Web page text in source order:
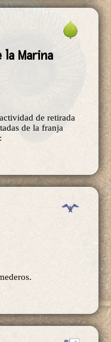
la Marina
de retirada
de la franja